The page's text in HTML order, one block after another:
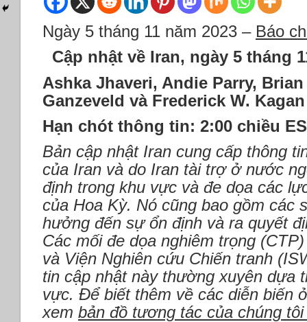
Ngày 5 tháng 11 năm 2023 – Báo
Cập nhật về Iran, ngày 5 tháng
Ashka Jhaveri, Andie Parry,
Ganzeveld và Frederick W. Kagan
Hạn chót thông tin: 2:00 chiều
Bản cập nhật Iran cung cấp thông
của Iran và do Iran tài trợ ở nước
định trong khu vực và đe dọa các
của Hoa Kỳ. Nó cũng bao gồm các
hưởng đến sự ổn định và ra quyết
Các mối đe dọa nghiêm trọng
và Viện Nghiên cứu Chiến tranh
tin cập nhật này thường xuyên dựa
vực. Để biết thêm về các diễn biến
xem bản đồ tương tác của chúng